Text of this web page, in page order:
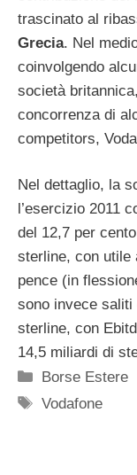
trascinato al
Grecia. Nel
coinvolgendo
società
concorrenza di
competitors,
Nel dettaglio, la
l’esercizio 2011
del 12,7 per
sterline, con utile
pence (in
sono invece saliti
sterline, con
14,5 miliardi di
Categorie
Borse Estere
Tag
Vodafone